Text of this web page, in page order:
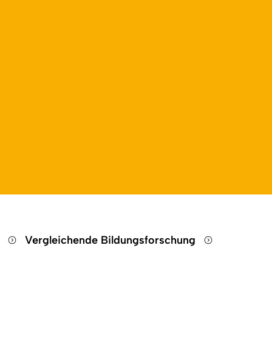
Vergleichende Bildungsforschung